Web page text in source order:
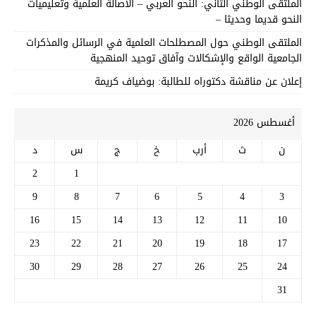
النحو قديما وحديثا –
الملتقى الوطني حول المصطلحات العلمية في الرسائل والمذكرات
الجامعية الواقع والإشكالات وآفاق توحيد المنهجية
إعلان عن مناقشة دكتوراه للطالبة: بوضياف كريمة
أغسطس 2026
ن
ث أرب خ ج س
د
1
2
3
4
5
6
7
8
9
10
11
12
13
14
15
16
17
18
19
20
21
22
23
24
25
26
27
28
29
30
31